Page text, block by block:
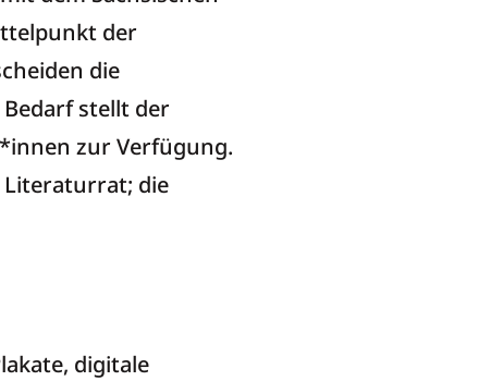
der
die
stellt der
zur Verfügung.
Literaturrat; die
digitale